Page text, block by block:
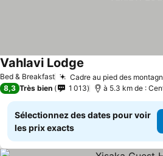
Bed & Breakfast Cadre au pied des
Vahlavi Lodge
8,3 Très bien 1 013 à 5.3 km de :
Sélectionnez des dates pour voir
les prix exacts